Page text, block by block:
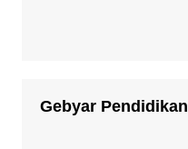
Gebyar Pendidikan